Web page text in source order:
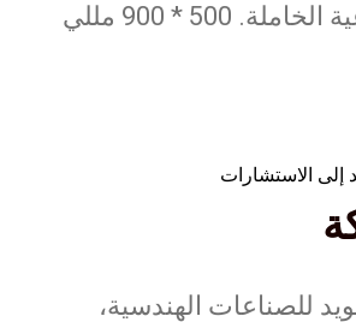
بالغازات الصناعية الخاملة. 500 * 900 مللي
إلى الاستشارات
للصناعات الهندسية،